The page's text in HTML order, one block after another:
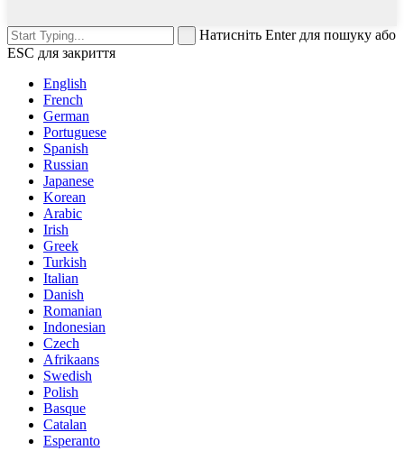
Натисніть Enter для пошуку або
ESC для закриття
English
French
German
Portuguese
Spanish
Russian
Japanese
Korean
Arabic
Irish
Greek
Turkish
Italian
Danish
Romanian
Indonesian
Czech
Afrikaans
Swedish
Polish
Basque
Catalan
Esperanto